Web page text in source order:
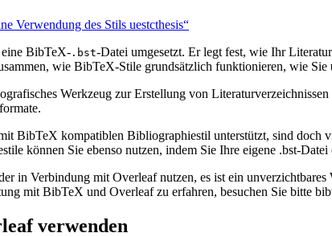
Verwendung des Stils uestcthesis“
BibTeX- .bst-Datei umgesetzt. Er legt fest, wie Ihr
wie BibTeX-Stile grundsätzlich funktionieren, wie Sie
Werkzeug zur Erstellung von
BibTeX kompatiblen Bibliographiestil unterstützt, sind
können Sie ebenso nutzen, indem Sie Ihre eigene .bst-Datei
in Verbindung mit Overleaf nutzen, es ist ein
mit BibTeX und Overleaf zu erfahren, besuchen Sie bitte
verwenden